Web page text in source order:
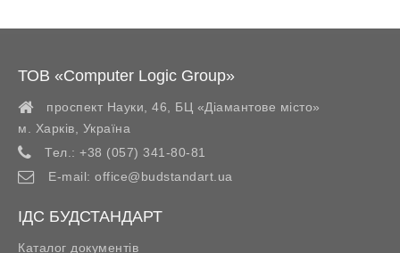
ТОВ «Computer Logic Group»
проспект Науки, 46, БЦ «Діамантове місто»
м. Харків
Україна
Тел.: +38 (057) 341-80-81
E-mail: office@budstandart.ua
ІДС БУДСТАНДАРТ
Каталог документів